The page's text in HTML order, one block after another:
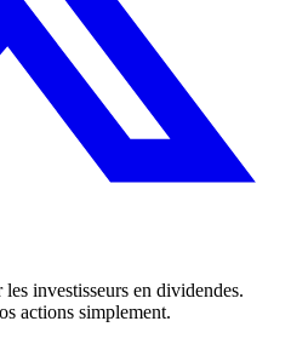
investisseurs en dividendes.
actions simplement.